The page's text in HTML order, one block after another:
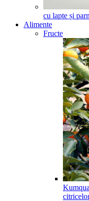
cu lapte și
Alimente
Fructe